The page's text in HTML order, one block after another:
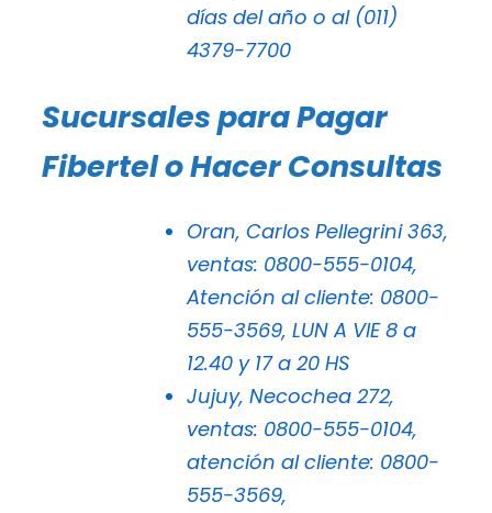
días del año o al (011)
4379-7700
Sucursales para Pagar
Fibertel o Hacer Consultas
Oran, Carlos Pellegrini 363,
ventas: 0800-555-0104,
Atención al cliente: 0800-
555-3569, LUN A VIE 8 a
12.40 y 17 a 20 HS
Jujuy, Necochea 272,
ventas: 0800-555-0104,
atención al cliente: 0800-
555-3569,